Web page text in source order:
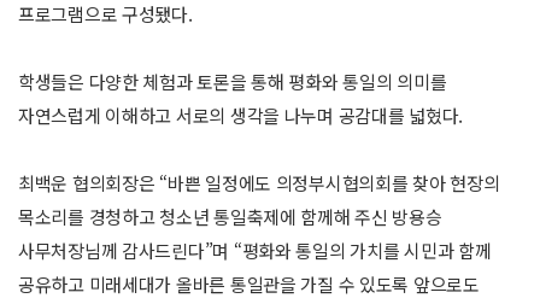
프로그램으로 구성됐다.
학생들은 다양한 체험과 토론을 통해 평화와 통일의 의미를
자연스럽게 이해하고 서로의 생각을 나누며 공감대를 넓혔다.
최백운 협의회장은 “바쁜 일정에도 의정부시협의회를 찾아 현장의
목소리를 경청하고 청소년 통일축제에 함께해 주신 방용승
사무처장님께 감사드린다”며 “평화와 통일의 가치를 시민과 함께
공유하고 미래세대가 올바른 통일관을 가질 수 있도록 앞으로도